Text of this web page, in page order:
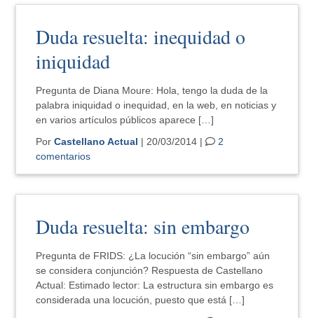
Duda resuelta: inequidad o
iniquidad
Pregunta de Diana Moure: Hola, tengo la duda de la
palabra iniquidad o inequidad, en la web, en noticias y
en varios artículos públicos aparece […]
PorCastellano Actual | 20/03/2014 |
2
comentarios
Duda resuelta: sin embargo
Pregunta de FRIDS: ¿La locución “sin embargo” aún
se considera conjunción? Respuesta de Castellano
Actual: Estimado lector: La estructura sin embargo es
considerada una locución, puesto que está […]